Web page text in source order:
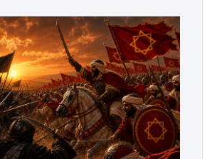
فمنذ أكثر من عقدين، وبقيادة صاحب
السادس، شهدت المملكة تحولات
المستويات.غير أن […]